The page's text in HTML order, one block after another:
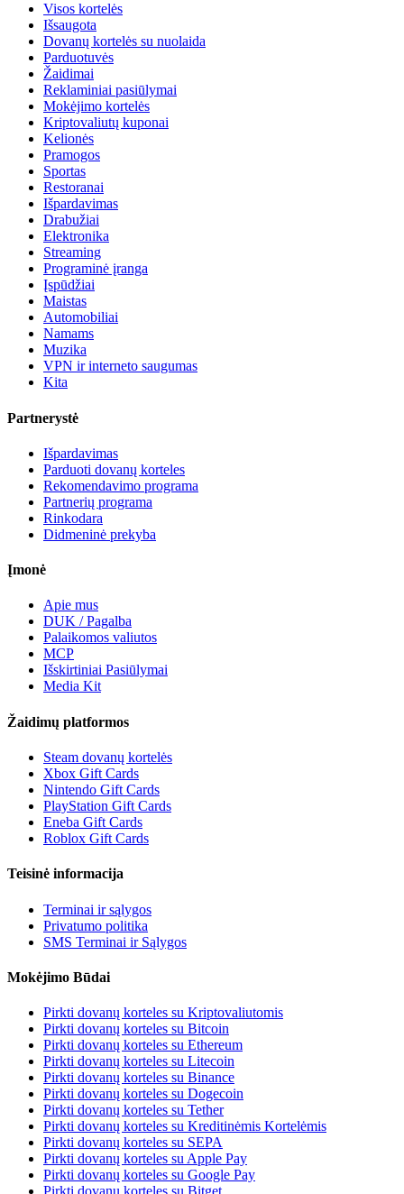
Visos kortelės
Išsaugota
Dovanų kortelės su nuolaida
Parduotuvės
Žaidimai
Reklaminiai pasiūlymai
Mokėjimo kortelės
Kriptovaliutų kuponai
Kelionės
Pramogos
Sportas
Restoranai
Išpardavimas
Drabužiai
Elektronika
Streaming
Programinė įranga
Įspūdžiai
Maistas
Automobiliai
Namams
Muzika
VPN ir interneto saugumas
Kita
Partnerystė
Išpardavimas
Parduoti dovanų korteles
Rekomendavimo programa
Partnerių programa
Rinkodara
Didmeninė prekyba
Įmonė
Apie mus
DUK / Pagalba
Palaikomos valiutos
MCP
Išskirtiniai Pasiūlymai
Media Kit
Žaidimų platformos
Steam dovanų kortelės
Xbox Gift Cards
Nintendo Gift Cards
PlayStation Gift Cards
Eneba Gift Cards
Roblox Gift Cards
Teisinė informacija
Terminai ir sąlygos
Privatumo politika
SMS Terminai ir Sąlygos
Mokėjimo Būdai
Pirkti dovanų korteles su Kriptovaliutomis
Pirkti dovanų korteles su Bitcoin
Pirkti dovanų korteles su Ethereum
Pirkti dovanų korteles su Litecoin
Pirkti dovanų korteles su Binance
Pirkti dovanų korteles su Dogecoin
Pirkti dovanų korteles su Tether
Pirkti dovanų korteles su Kreditinėmis Kortelėmis
Pirkti dovanų korteles su SEPA
Pirkti dovanų korteles su Apple Pay
Pirkti dovanų korteles su Google Pay
Pirkti dovanų korteles su Bitget